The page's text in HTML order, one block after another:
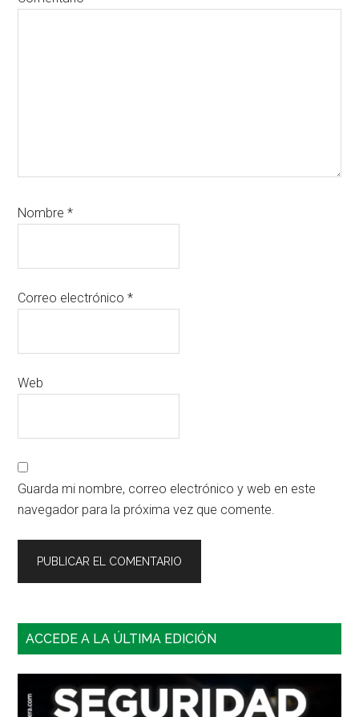
Nombre*
Correo electrónico*
Web
Guarda mi nombre, correo electrónico y web en este
navegador para la próxima vez que comente.
Barra
principal
ACCEDE A LA ÚLTIMA EDICIÓN